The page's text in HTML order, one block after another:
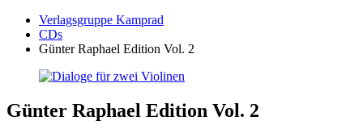
Verlagsgruppe Kamprad
CDs
Günter Raphael Edition Vol. 2
Günter Raphael Edition Vol. 2